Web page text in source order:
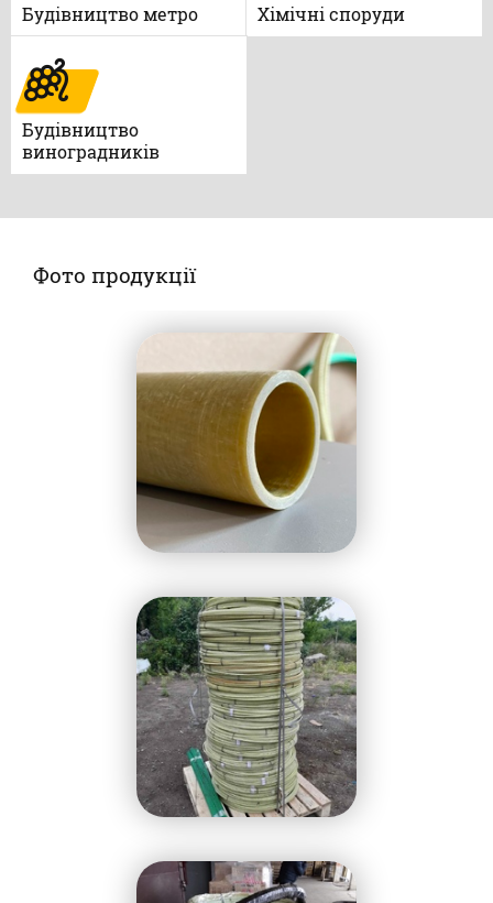
Будівництво метро Xімічні споруди
Будівництво
виноградників
Фото продукції